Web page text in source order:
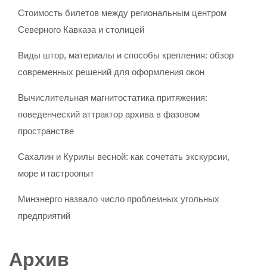
Стоимость билетов между региональным центром
Северного Кавказа и столицей
Виды штор, материалы и способы крепления: обзор
современных решений для оформления окон
Вычислительная магнитостатика притяжения:
поведенческий аттрактор архива в фазовом
пространстве
Сахалин и Курилы весной: как сочетать экскурсии,
море и гастроопыт
Минэнерго назвало число проблемных угольных
предприятий
Архив